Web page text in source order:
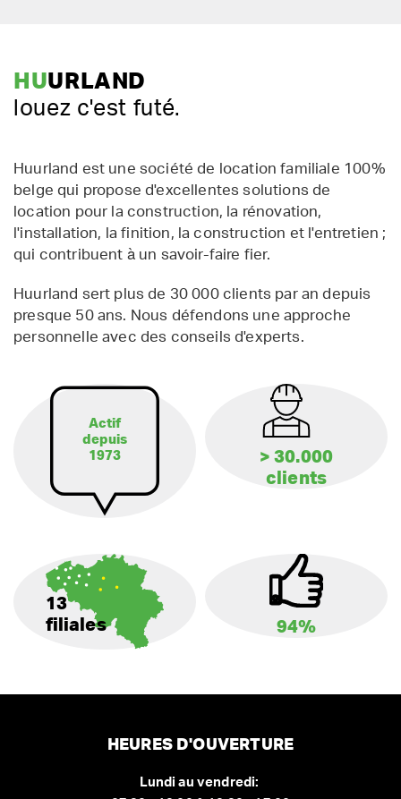
HUURLAND
louez c'est futé.
Huurland est une société de location familiale 100%
belge qui propose d'excellentes solutions de
location pour la construction, la rénovation,
l'installation, la finition, la construction et l'entretien ;
qui contribuent à un savoir-faire fier.
Huurland sert plus de 30 000 clients par an depuis
presque 50 ans. Nous défendons une approche
personnelle avec des conseils d'experts.
Actif
depuis
1973
> 30.000
clients
13
filiales
94%
HEURES D'OUVERTURE
Lundi au vendredi: